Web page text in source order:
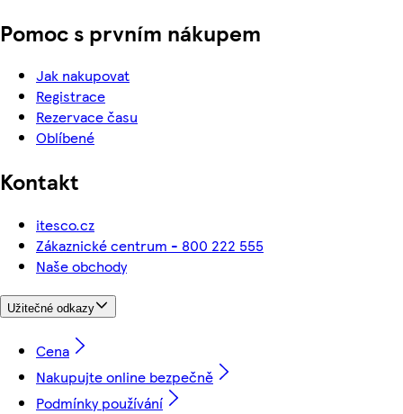
Pomoc s prvním nákupem
Jak nakupovat
Registrace
Rezervace času
Oblíbené
Kontakt
itesco.cz
Zákaznické centrum - 800 222 555
Naše obchody
Užitečné odkazy
Cena
Nakupujte online bezpečně
Podmínky používání